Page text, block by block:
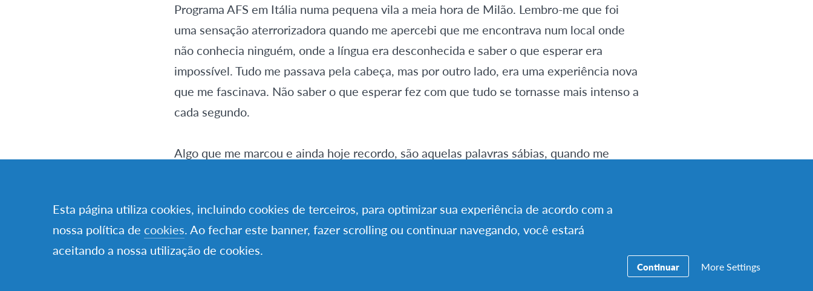
Programa AFS em Itália numa pequena vila a meia hora de Milão. Lembro-me que foi
uma sensação aterrorizadora quando me apercebi que me encontrava num local onde
não conhecia ninguém, onde a língua era desconhecida e saber o que esperar era
impossível. Tudo me passava pela cabeça, mas por outro lado, era uma experiência nova
que me fascinava. Não saber o que esperar fez com que tudo se tornasse mais intenso a
cada segundo.
Algo que me marcou e ainda hoje recordo, são aquelas palavras sábias, quando me
uma vida num ano que sem dúvida mudaria as nossas vidas, que teríamos de esquecer
tudo aquilo que encontrávamos no nosso país e apenas olhar para o futuro.
O momento em que encontrámos a família que nos iria acolher por um ano foi algo que
Esta página utiliza cookies, incluindo cookies de terceiros, para optimizar sua experiência de acordo com a
nossa política de cookies. Ao fechar este banner, fazer scrolling ou continuar navegando, você estará
aceitando a nossa utilização de cookies.
Continuar More Settings